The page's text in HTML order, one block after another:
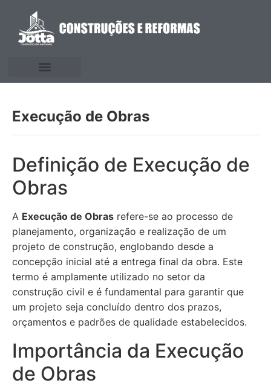
Execução de Obras
Definição de Execução de
Obras
A Execução de Obras refere-se ao processo de
planejamento, organização e realização de um
projeto de construção, englobando desde a
concepção inicial até a entrega final da obra. Este
termo é amplamente utilizado no setor da
construção civil e é fundamental para garantir que
um projeto seja concluído dentro dos prazos,
orçamentos e padrões de qualidade estabelecidos.
Importância da Execução
de Obras